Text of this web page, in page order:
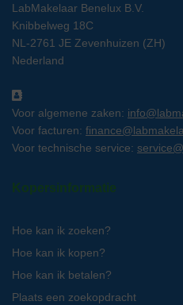
LabMakelaar Benelux B.V.
Knibbelweg 18C
NL-2761 JE Zevenhuizen (ZH)
Nederland
Voor algemene zaken:
Voor facturen:
Voor technische service:
Kopersinformatie
Hoe kan ik zoeken?
Hoe kan ik kopen?
Hoe kan ik betalen?
Plaats een zoekopdracht